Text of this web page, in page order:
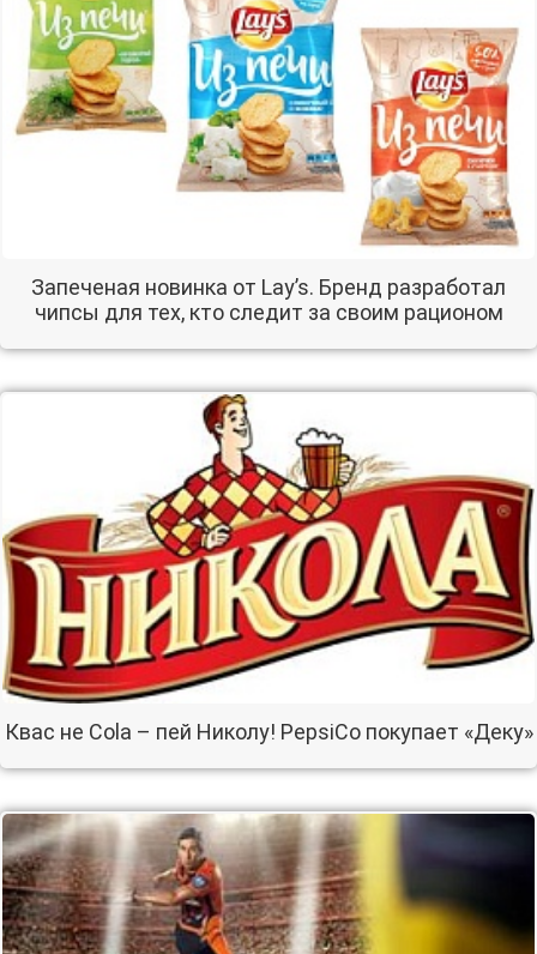
Запеченая новинка от Lay’s. Бренд разработал
чипсы для тех, кто следит за своим рационом
Квас не Cola – пей Николу! PepsiCo покупает «Деку»